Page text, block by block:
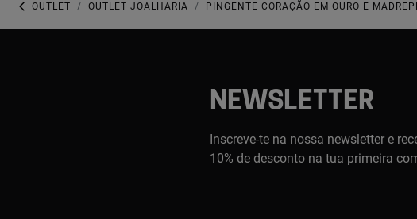
OUTLET OUTLET JOALHARIA PINGENTE CORAÇÃO EM OURO E
NEWSLETTER
Inscreve-te na nossa newsletter e
10% de desconto na tua primeira